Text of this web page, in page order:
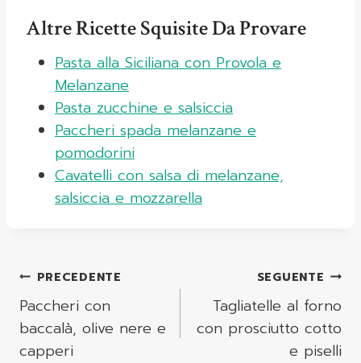
Altre Ricette Squisite Da Provare
Pasta alla Siciliana con Provola e
Melanzane
Pasta zucchine e salsiccia
Paccheri spada melanzane e
pomodorini
Cavatelli con salsa di melanzane,
salsiccia e mozzarella
Navigazione
Articoli
PRECEDENTE
Paccheri con
baccalà, olive nere e
capperi
SEGUENTE
Tagliatelle al forno
con prosciutto cotto
e piselli